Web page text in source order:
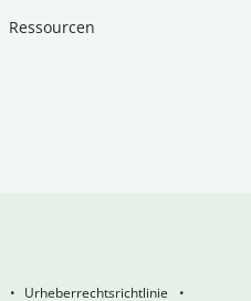
Ressourcen
Urheberrechtsrichtlinie